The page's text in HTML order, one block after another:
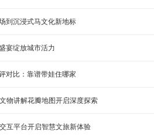
到沉浸式马文化新地标
宴绽放城市活力
对比：靠谱带娃住哪家
物讲解花瓣地图开启深度探索
互平台开启智慧文旅新体验